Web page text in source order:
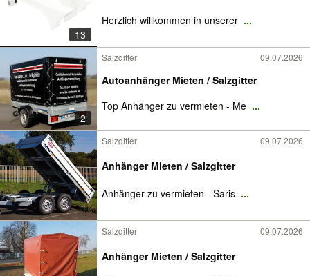
13
Herzlich willkommen in unserer ...
2
Salzgitter 09.07.2026
Autoanhänger Mieten / Salzgitter
Top Anhänger zu vermieten - Me ...
Salzgitter 09.07.2026
Anhänger Mieten / Salzgitter
Anhänger zu vermieten - Saris ...
Salzgitter 09.07.2026
Anhänger Mieten / Salzgitter